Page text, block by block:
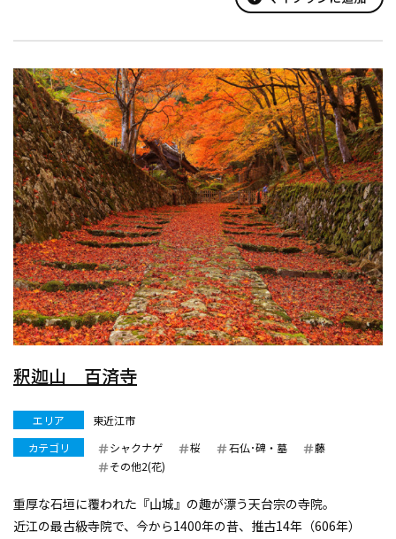
釈迦山 百済寺
エリア
東近江市
カテゴリ
シャクナゲ 桜 石仏･碑・墓
藤
その他2(花)
重厚な石垣に覆われた『山城』の趣が漂う天台宗の寺院。
近江の最古級寺院で、今から1400年の昔、推古14年（606年）